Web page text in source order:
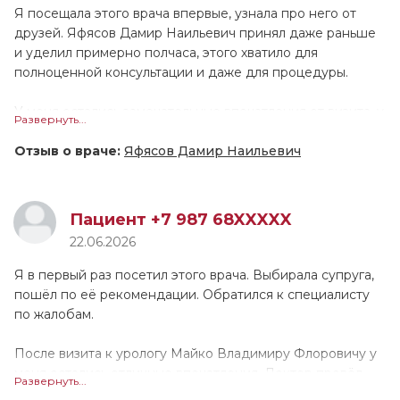
Люции Ринатовны вполне располагающая. После
диагностики нужно будет прийти на повторный приём.
Я могла бы порекомендовать данного специалиста
другим людям.
Я посещала этого врача впервые, узнала про него от
друзей. Яфясов Дамир Наильевич принял даже раньше
и уделил примерно полчаса, этого хватило для
полноценной консультации и даже для процедуры.
У меня остались замечательные впечатления от визита, у
Дамир Наильевич выслушал, изучил все документы и
грамотно и понятно расписал терапию, указал
дозировки и кратность применения препаратов. По
ощущениям, он работал аккуратно, дискомфорта я не
заметила. Врач показался тактичным и дружелюбным в
общении, а также вежливым. Он ответил на все вопросы,
при этом не отвлекался и не покидал кабинет. Считаю,
бы посоветовала его друзьям и знакомым, замечаний или
Развернуть...
Отзыв о враче: Яфясов Дамир Наильевич
Пациент +7 987 68XXXXX
22.06.2026
Я в первый раз посетил этого врача. Выбирала супруга,
пошёл по её рекомендации. Обратился к специалисту
по жалобам.
После визита к урологу Майко Владимиру Флоровичу у
меня остались отличные впечатления. Доктор провёл
Развернуть...